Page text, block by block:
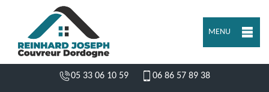
MENU
05 33 06 10 59 06 86 57 89 38